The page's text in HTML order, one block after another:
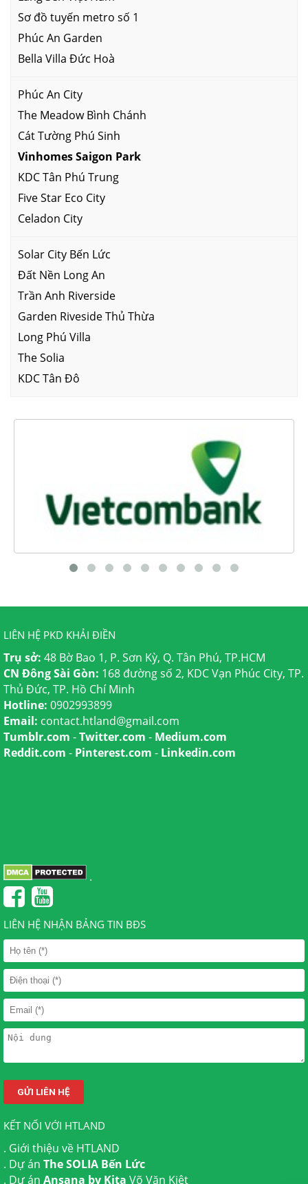
Sơ đồ tuyến metro số 1
Phúc An Garden
Bella Villa Đức Hoà
Phúc An City
The Meadow Bình Chánh
Cát Tường Phú Sinh
Vinhomes Saigon Park
KDC Tân Phú Trung
Five Star Eco City
Celadon City
Solar City Bến Lức
Đất Nền Long An
Trần Anh Riverside
Garden Riveside Thủ Thừa
Long Phú Villa
The Solia
KDC Tân Đô
LIÊN HỆ PKD KHẢI ĐIỀN
Trụ sở: 48 Bờ Bao 1, P. Sơn Kỳ, Q. Tân Phú, TP.HCM
CN Đông Sài Gòn: 168 đường số 2, KDC Vạn Phúc City, TP.
Thủ Đức, TP. Hồ Chí Minh
Hotline: 0902993899
Email: contact.htland@gmail.com
Tumblr.com -Twitter.com - Medium.com
Reddit.com - Pinterest.com - Linkedin.com
.
LIÊN HỆ NHẬN BẢNG TIN BĐS
KẾT NỐI VỚI HTLAND
. Giới thiệu về HTLAND
. Dự án The SOLIA Bến Lức
. Dự án Ansana by Kita Võ Văn Kiệt